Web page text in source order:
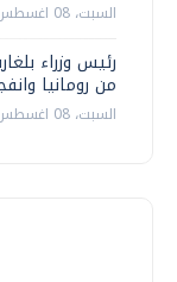
السبت، 08 اغسطس 2026 04:16 م
رئيس وزراء
من رومانيا
السبت، 08 اغسطس 2026 04:05 م